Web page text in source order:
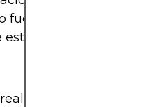
fueron frenando en
en forma,
buscando